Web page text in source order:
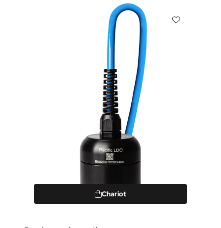
Chariot